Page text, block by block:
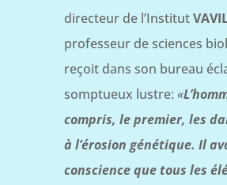
directeur de l’Institut
professeur de sciences
reçoit dans son bureau
somptueux lustre: «
compris, le premier, les
à l’érosion génétique. Il
conscience que tous les